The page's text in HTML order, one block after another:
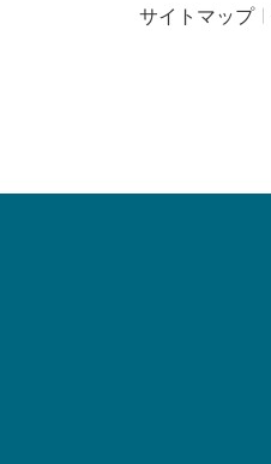
サイトマップ